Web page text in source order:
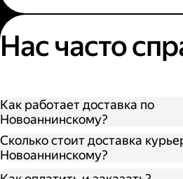
Нас часто
Как работает доставка по
Новоаннинскому?
Сколько стоит доставка
Новоаннинскому?